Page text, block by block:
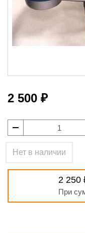
2 500 ₽
Нет в наличии
2 250
При